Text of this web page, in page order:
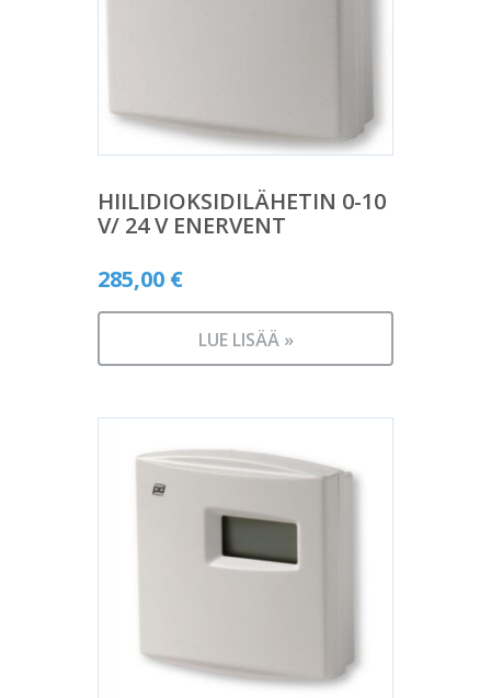
HIILIDIOKSIDILÄHETIN 0-10
V/ 24 V ENERVENT
285,00 €
LUE LISÄÄ »